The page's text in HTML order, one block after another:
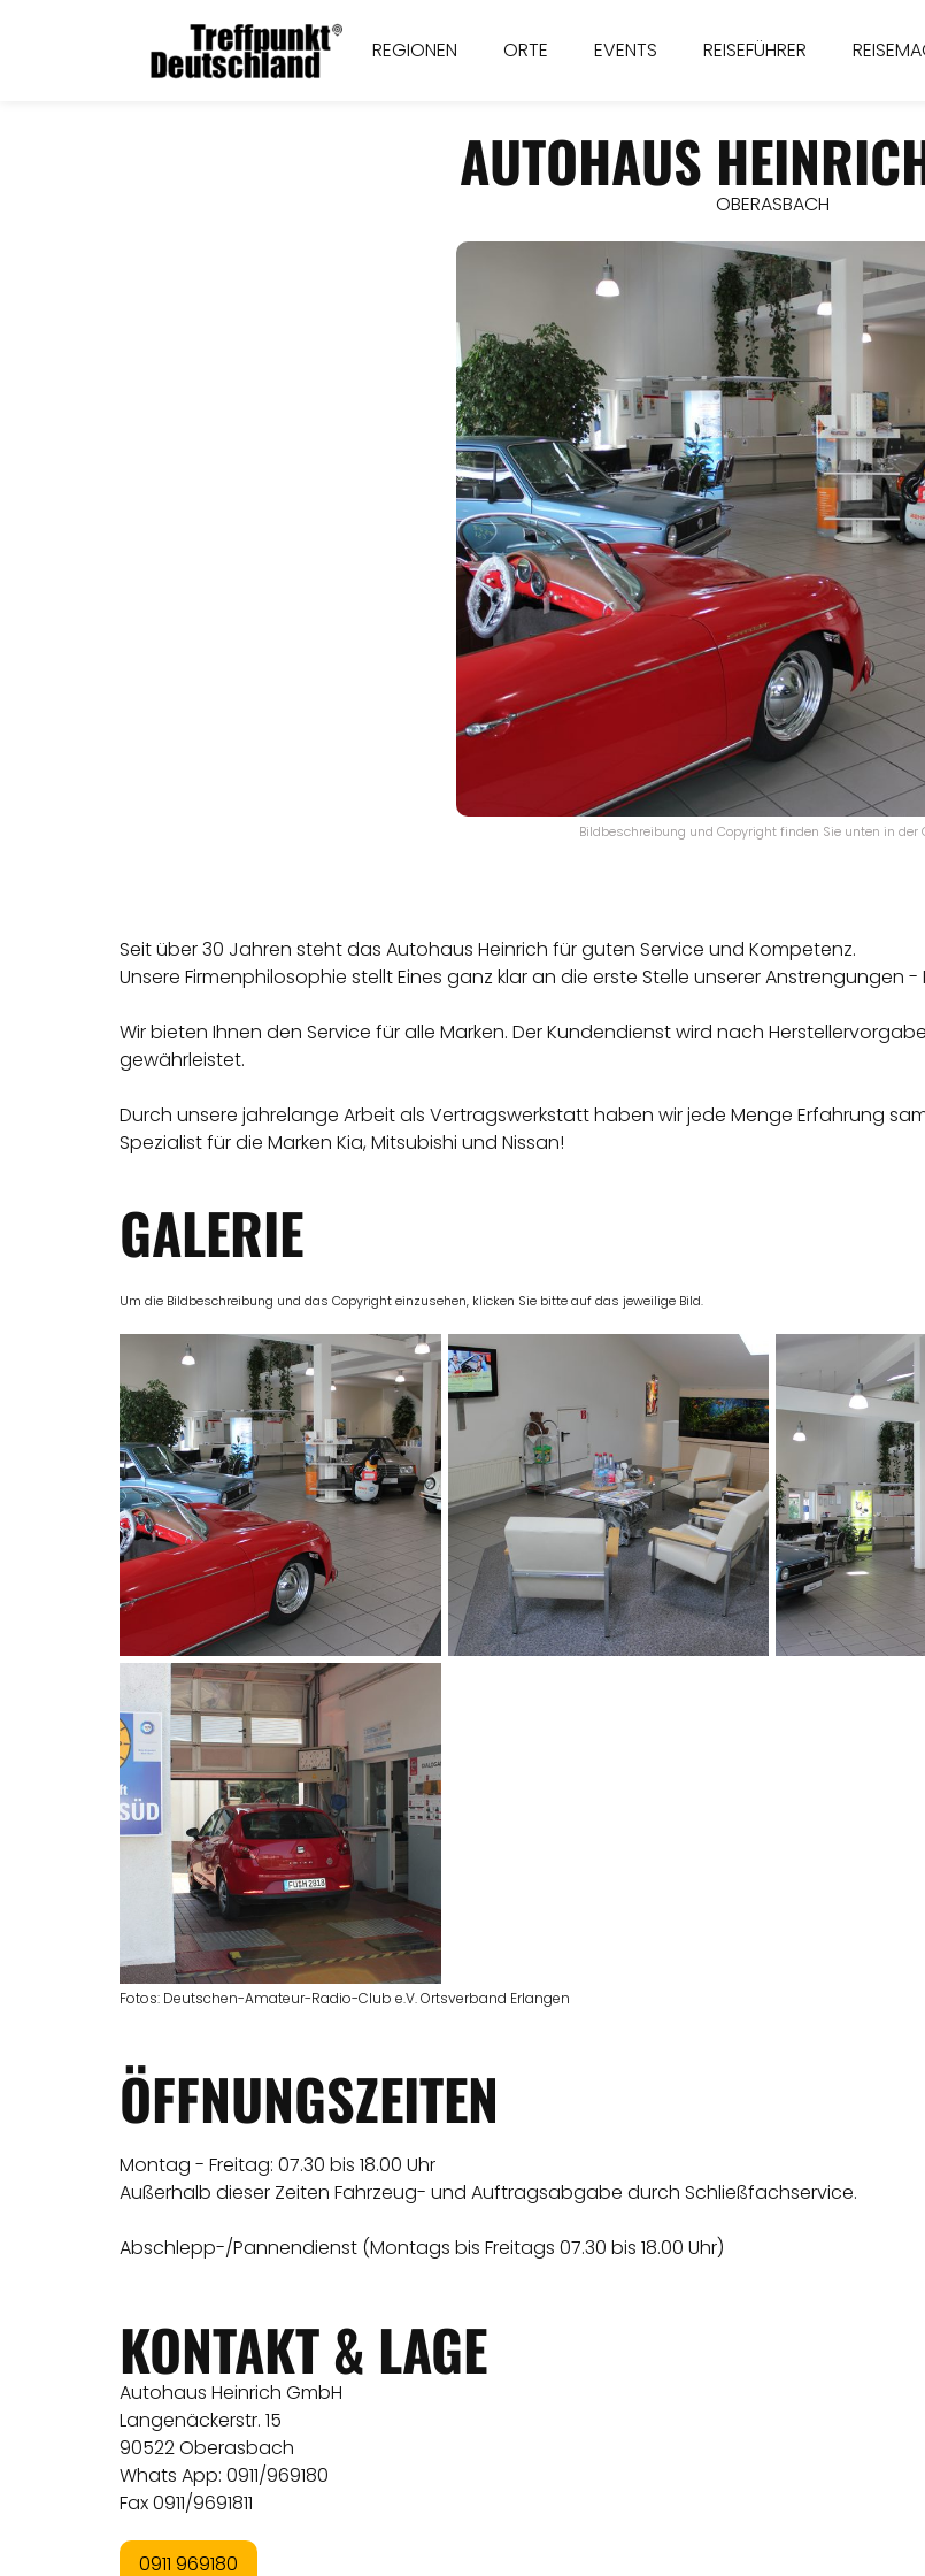
REGIONEN ORTE EVENTS REISEFÜHRER
AUTOHAUS
OBERASBACH
Bildbeschreibung und Copyright finden Sie unten in der
Seit über 30 Jahren steht das Autohaus Heinrich für guten Service und Kompetenz.
Unsere Firmenphilosophie stellt Eines ganz klar an die erste Stelle unserer Anstrengungen
Wir bieten Ihnen den Service für alle Marken. Der Kundendienst wird nach
gewährleistet.
Durch unsere jahrelange Arbeit als Vertragswerkstatt haben wir jede Menge Erfahrung
Spezialist für die Marken Kia, Mitsubishi und Nissan!
GALERIE
Um die Bildbeschreibung und das Copyright einzusehen, klicken Sie bitte auf das jeweilige Bild.
Fotos: Deutschen-Amateur-Radio-Club e.V. Ortsverband Erlangen
ÖFFNUNGSZEITEN
Montag - Freitag: 07.30 bis 18.00 Uhr
Außerhalb dieser Zeiten Fahrzeug- und Auftragsabgabe durch Schließfachservice.
Abschlepp-/Pannendienst (Montags bis Freitags 07.30 bis 18.00 Uhr)
KONTAKT & LAGE
Autohaus Heinrich GmbH
Langenäckerstr. 15
90522 Oberasbach
Whats App: 0911/969180
Fax 0911/9691811
0911 969180